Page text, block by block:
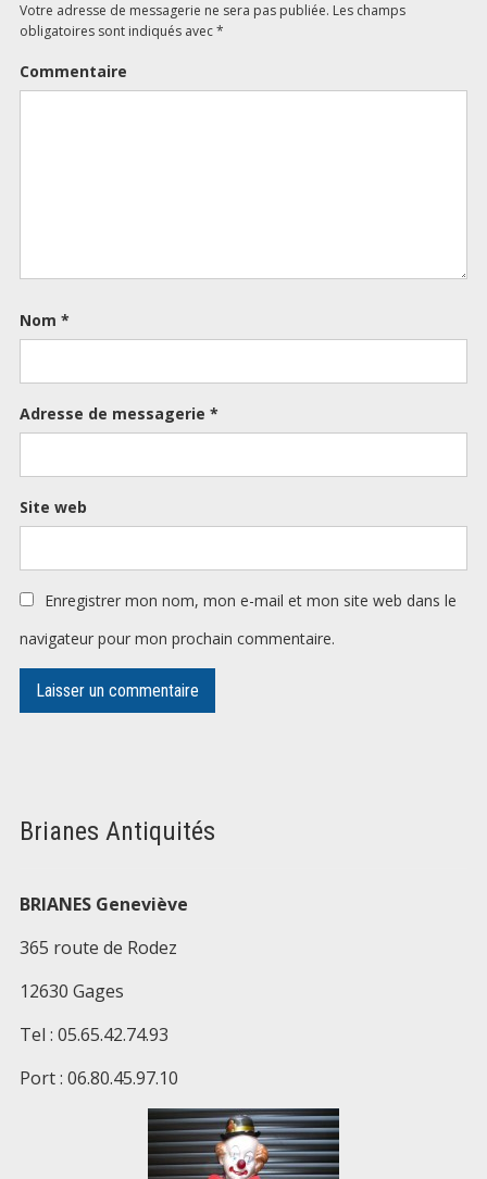
Votre adresse de messagerie ne sera pas publiée. Les champs
obligatoires sont indiqués avec*
Commentaire
Nom *
Adresse de messagerie *
Site web
Enregistrer mon nom, mon e-mail et mon site web dans le
navigateur pour mon prochain commentaire.
Brianes Antiquités
BRIANES Geneviève
365 route de Rodez
12630 Gages
Tel : 05.65.42.74.93
Port : 06.80.45.97.10